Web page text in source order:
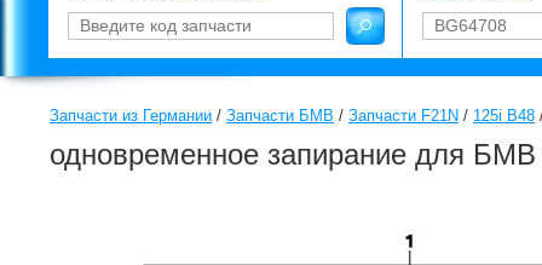
Запчасти из Германии / Запчасти БМВ / Запчасти F21N / 125i B48
одновременное запирание для